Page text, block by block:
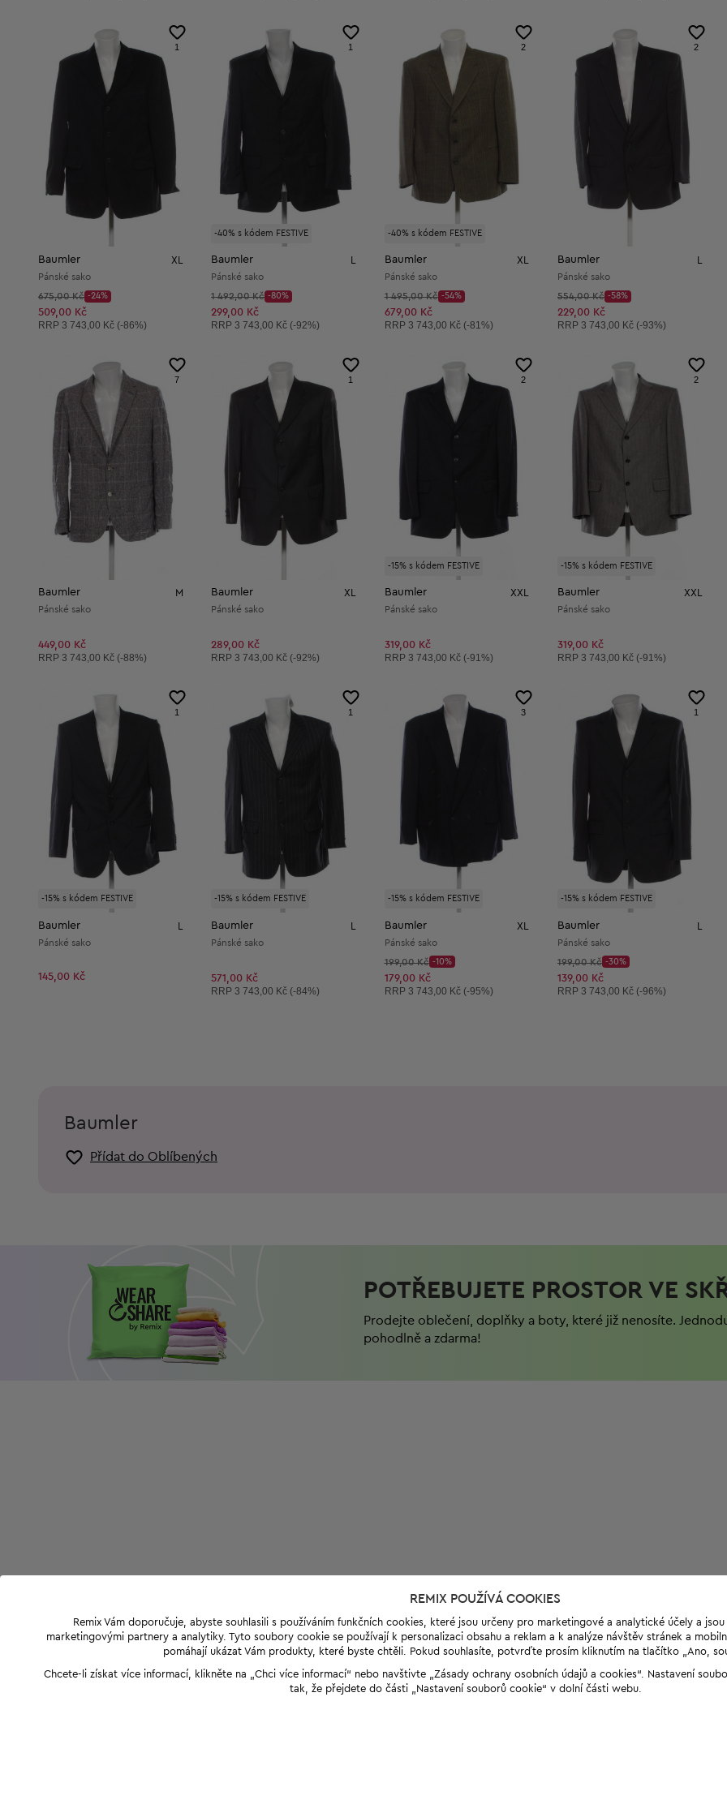
1
Baumler XL
Pánské sako
Původní cena:
675,00 Kč
Discount Price:
-24%
Snížená cena:
509,00 Kč
Doporučená cena:
RRP 3 743,00 Kč (-86%)
-40% s kódem FESTIVE
1
Baumler
Pánské sako
Původní cena:
1 492,00 Kč
Discount Price:
-80%
Snížená cena:
299,00 Kč
Doporučená cena:
RRP3 743,00 Kč (-92%)
-40% s kódem FESTIVE
2
Baumler XL
Pánské sako
Původní cena:
1 495,00 Kč
Discount Price:
-54%
Snížená cena:
679,00 Kč
Doporučená cena:
RRP 3 743,00 Kč (-81%)
2
Baumler
Pánské sako
Původní cena:
554,00 Kč
Discount Price:
-58%
Snížená cena:
229,00 Kč
Doporučená cena:
RRP 3 743,00 Kč (-93%)
7
Baumler M
Pánské sako
449,00 Kč
Doporučená cena:
RRP 3 743,00 Kč (-88%)
1
Baumler XL
Pánské sako
289,00 Kč
Doporučená cena:
RRP3 743,00 Kč (-92%)
-15% s kódem FESTIVE
2
Baumler XXL
Pánské sako
319,00 Kč
Doporučená cena:
RRP 3 743,00 Kč (-91%)
-15% s kódem FESTIVE
2
Baumler XXL
Pánské sako
319,00 Kč
Doporučená cena:
RRP 3 743,00 Kč (-91%)
-15% s kódem FESTIVE
1
Baumler L
Pánské sako
145,00 Kč
-15% s kódem FESTIVE
1
Baumler L
Pánské sako
571,00 Kč
Doporučená cena:
RRP3 743,00 Kč (-84%)
-15% s kódem FESTIVE
3
Baumler XL
Pánské sako
Původní cena:
199,00 Kč
Discount Price:
-10%
Snížená cena:
179,00 Kč
Doporučená cena:
RRP 3 743,00 Kč (-95%)
-15% s kódem FESTIVE
1
Baumler L
Pánské sako
Původní cena:
199,00 Kč
Discount Price:
-30%
Snížená cena:
139,00 Kč
Doporučená cena:
RRP 3 743,00 Kč (-96%)
Baumler
Přídat do Oblíbených
POTŘEBUJETE PROSTOR VE
Prodejte oblečení, doplňky a boty, které již nenosíte.
pohodlně a zdarma!
REMIX POUŽÍVÁ COOKIES
Remix Vám doporučuje, abyste souhlasili s používáním funkčních cookies, které jsou určeny pro marketingové a analytické účely a
marketingovými partnery a analytiky. Tyto soubory cookie se používají k personalizaci obsahu a reklam a k analýze návštěv stránek a
pomáhají ukázat Vám produkty, které byste chtěli. Pokud souhlasíte, potvrďte prosím kliknutím na tlačítko „Ano,
Chcete-li získat více informací, klikněte na „Chci více informací“ nebo navštivte „Zásady ochrany osobních údajů a cookies“. Nastavení
tak, že přejdete do části „Nastavení souborů cookie“ v dolní části webu.